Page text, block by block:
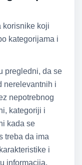
korisnike koji
kategorijama i
pregledni, da se
nerelevantnih i
nepotrebnog
kategoriji i
kada se
treba da ima
i
informacija.